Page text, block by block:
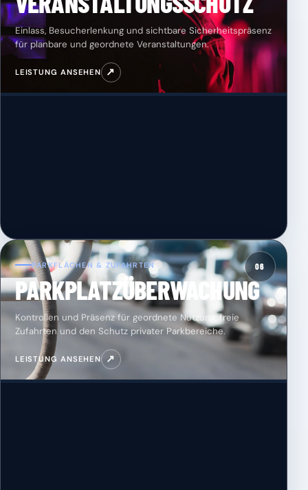
Einlass, Besucherlenkung und sichtbare Sicherheitspräsenz
für planbare und geordnete Veranstaltungen.
LEISTUNG ANSEHEN ↗
06
PARKFLÄCHEN & ZUFAHRTEN
PARKPLATZÜBERWACHUNG
Kontrollen und Präsenz für geordnete Nutzung, freie
Zufahrten und den Schutz privater Parkbereiche.
LEISTUNG ANSEHEN ↗